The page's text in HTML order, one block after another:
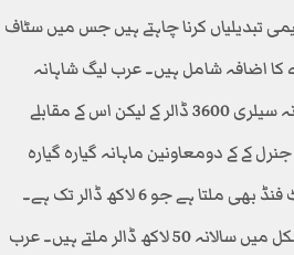
کرنا چاہتے ہیں جس میں سٹاف
اضافہ شامل ہیں۔ عرب لیگ شاہانہ
تنخواہوں کے حوالے سے مشہور ہے۔ عرب ممالک میں عام سفارتی اتاشی کی ماہانہ سیلری 3600 ڈالر کے لیکن اس کے مقابلے
8500 ڈالر ہے جبکہ سیکرٹری جنرل کے کے دومعاونین ماہانہ گیارہ گیارہ
ہے جو 6 لاکھ ڈالر تک ہے۔
عرب لیگ میں کنٹریکٹرز کی شکل میں 400 ملازمین ہیں جنہیں تنخواہوں کی شکل میں سالانہ 50 لاکھ ڈالر ملتے ہیں۔ عرب